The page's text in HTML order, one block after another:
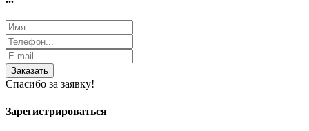
Заказать
Спасибо за заявку!
Зарегистрироваться